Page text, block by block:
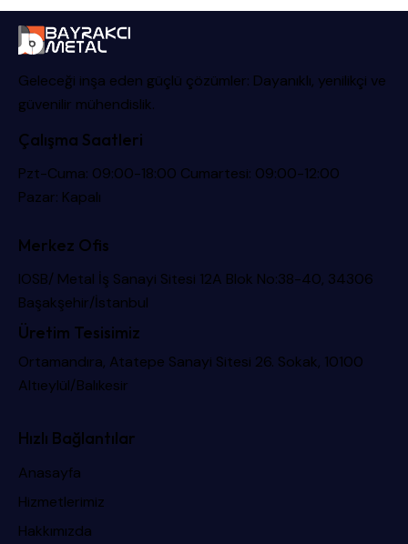
Geleceği inşa eden güçlü çözümler: Dayanıklı, yenilikçi ve
güvenilir mühendislik.
Çalışma Saatleri
Pzt-Cuma: 09:00-18:00 Cumartesi: 09:00-12:00
Pazar: Kapalı
Merkez Ofis
IOSB/ Metal İş Sanayi Sitesi 12A Blok No:38-40, 34306
Başakşehir/İstanbul
Üretim Tesisimiz
Ortamandıra, Atatepe Sanayi Sitesi 26. Sokak, 10100
Altıeylül/Balıkesir
Hızlı Bağlantılar
Anasayfa
Hizmetlerimiz
Hakkımızda